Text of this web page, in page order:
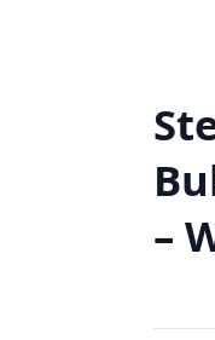
–